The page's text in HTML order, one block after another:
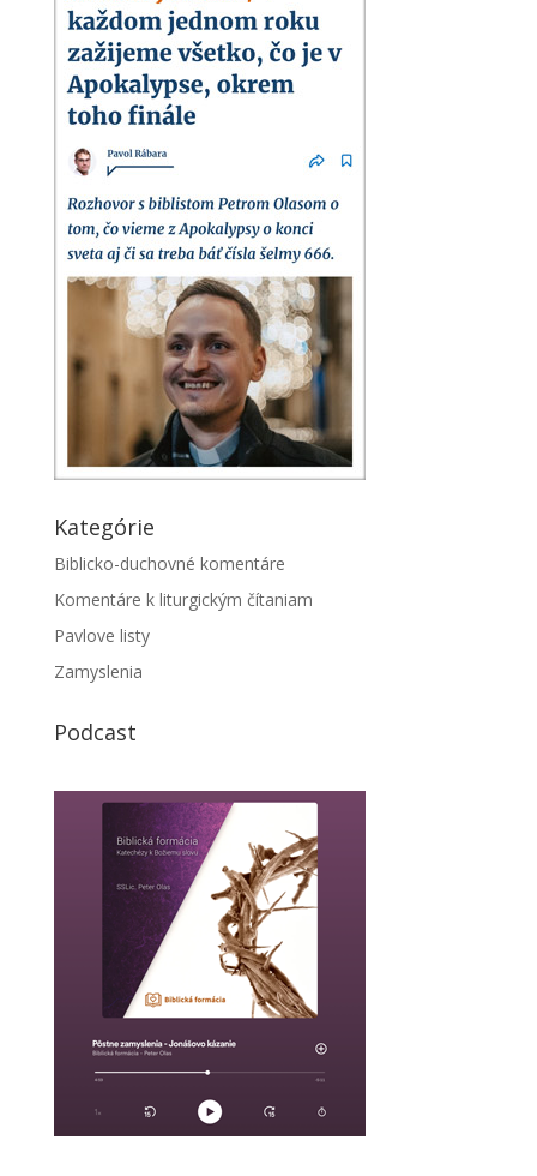
Kategórie
Biblicko-duchovné komentáre
Komentáre k liturgickým čítaniam
Pavlove listy
Zamyslenia
Podcast